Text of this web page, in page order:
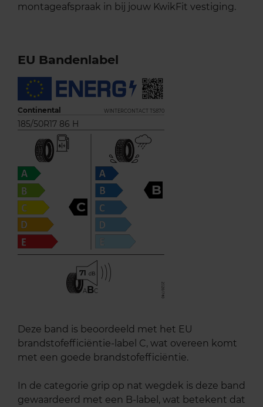
montageafspraak in bij jouw KwikFit vestiging.
EU Bandenlabel
Continental WINTERCONTACT TS870
185/50R17 86 H
C
B
71
ABC
Deze band is beoordeeld met het EU
brandstofefficiëntie-label C, wat overeen komt
met een goede brandstofefficiëntie.
In de categorie grip op nat wegdek is deze band
gewaardeerd met een B-label, wat betekent dat